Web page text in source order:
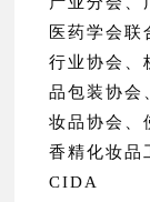
医药学会联
行业协会、
品包装协会
妆品协会、
香精化妆品
CIDA